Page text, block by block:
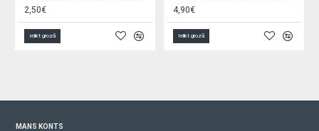
4,90€
Ielikt grozā
0,05€
Ielikt grozā
MANS KONTS